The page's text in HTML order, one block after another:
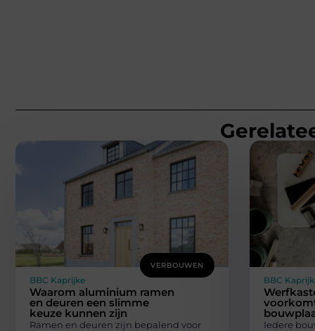
VERBOUWEN
BBC Kaprijke
Waarom aluminium ramen
en deuren een slimme
keuze kunnen zijn
Ramen en deuren zijn bepalend voor
BBC
Iedere